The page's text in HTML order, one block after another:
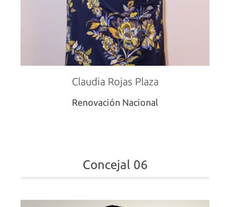
Claudia Rojas Plaza
Renovación Nacional
Concejal 06